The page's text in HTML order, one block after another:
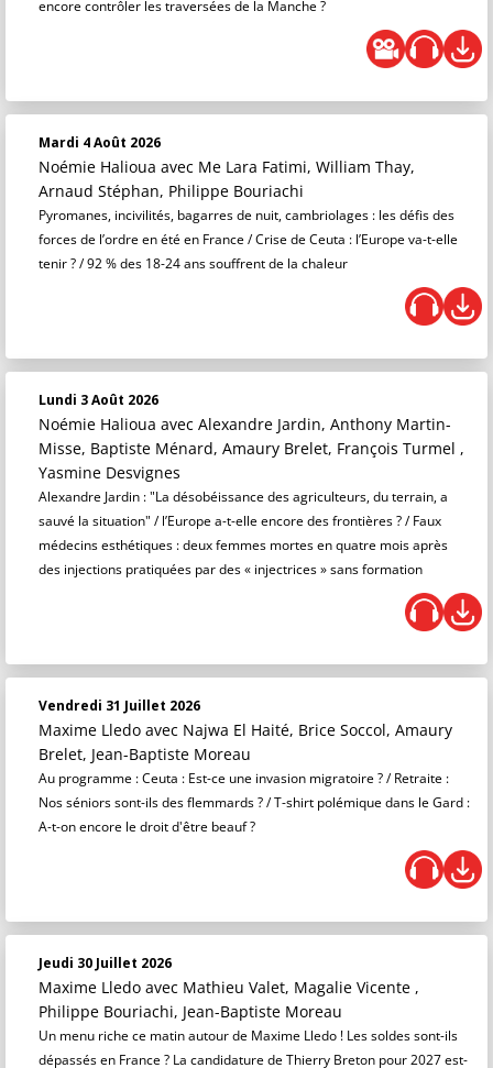
encore contrôler les traversées de la Manche ?
Mardi 4 Août 2026
Noémie Halioua avec Me Lara Fatimi, William Thay,
Arnaud Stéphan, Philippe Bouriachi
Pyromanes, incivilités, bagarres de nuit, cambriolages : les défis des
forces de l’ordre en été en France / Crise de Ceuta : l’Europe va-t-elle
tenir ? / 92 % des 18-24 ans souffrent de la chaleur
Lundi 3 Août 2026
Noémie Halioua avec Alexandre Jardin, Anthony Martin-
Misse, Baptiste Ménard, Amaury Brelet, François Turmel ,
Yasmine Desvignes
Alexandre Jardin : "La désobéissance des agriculteurs, du terrain, a
sauvé la situation" / l’Europe a-t-elle encore des frontières ? / Faux
médecins esthétiques : deux femmes mortes en quatre mois après
des injections pratiquées par des « injectrices » sans formation
Vendredi 31 Juillet 2026
Maxime Lledo avec Najwa El Haité, Brice Soccol, Amaury
Brelet, Jean-Baptiste Moreau
Au programme : Ceuta : Est-ce une invasion migratoire ? / Retraite :
Nos séniors sont-ils des flemmards ? / T-shirt polémique dans le Gard :
A-t-on encore le droit d'être beauf ?
Jeudi 30 Juillet 2026
Maxime Lledo avec Mathieu Valet, Magalie Vicente ,
Philippe Bouriachi, Jean-Baptiste Moreau
Un menu riche ce matin autour de Maxime Lledo ! Les soldes sont-ils
dépassés en France ? La candidature de Thierry Breton pour 2027 est-